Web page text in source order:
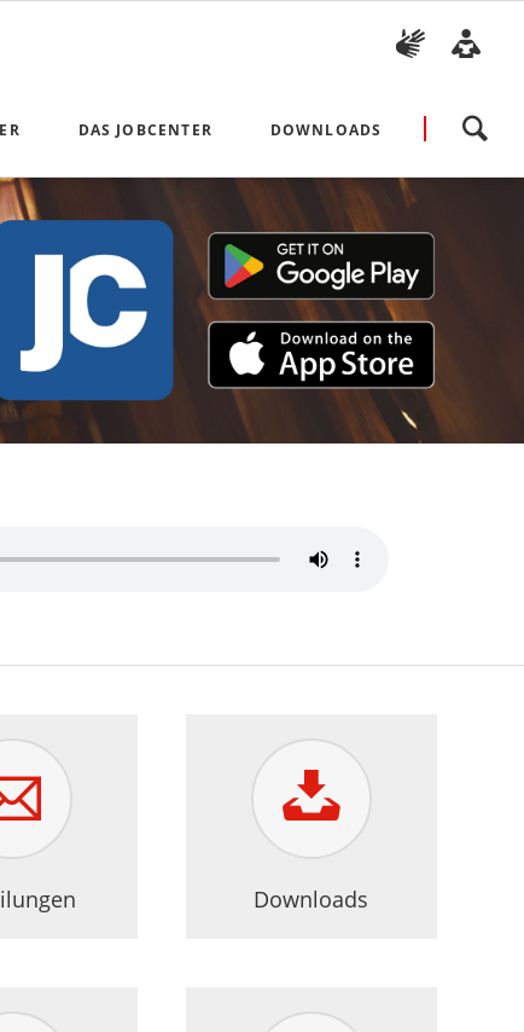
Navigation
überspringen
DAS JOBCENTER
Aktuelles
Unsere Ombudsfrau
Arbeiten im Jobcenter Arbeitplus Bielefeld
Presse
Bekanntmachungen
Beauftragung der Träger mit hoheitlichen Aufgaben
Erklärung zur Barrierefreiheit
DOWNLOADS
Antragsvordrucke und
Richtlinien und Weisungen
Arbeitsmarkt- und
Vorlagen für Bewerbungen
Downloads